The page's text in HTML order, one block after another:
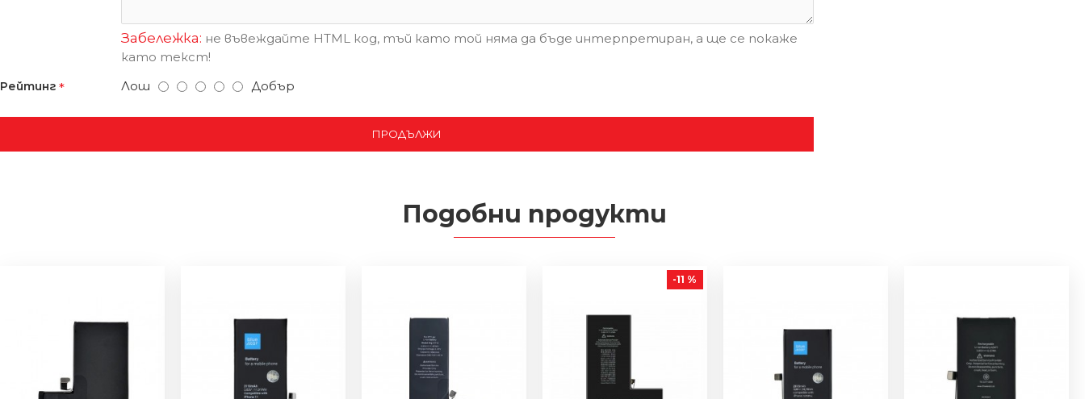
Забележка: не въвеждайте HTML код, тъй като той няма да бъде интерпретиран, а ще се покаже
като текст!
Рейтинг Лош Добър
ПРОДЪЛЖИ
Подобни продукти
-11 %